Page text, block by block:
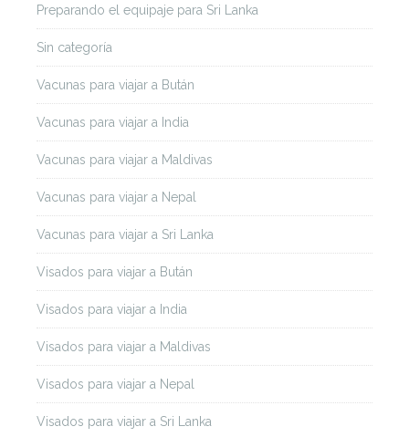
Preparando el equipaje para Sri Lanka
Sin categoría
Vacunas para viajar a Bután
Vacunas para viajar a India
Vacunas para viajar a Maldivas
Vacunas para viajar a Nepal
Vacunas para viajar a Sri Lanka
Visados para viajar a Bután
Visados para viajar a India
Visados para viajar a Maldivas
Visados para viajar a Nepal
Visados para viajar a Sri Lanka